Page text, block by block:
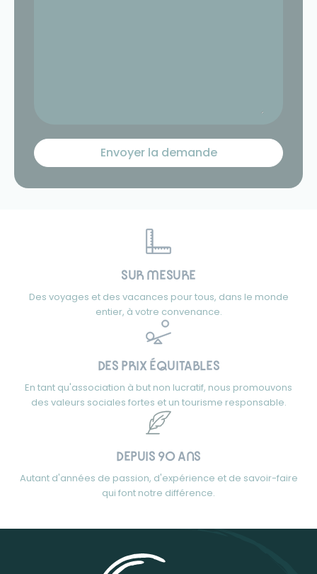
SUR MESURE
Des voyages et des vacances pour tous, dans le monde
entier, à votre convenance.
DES PRIX ÉQUITABLES
En tant qu'association à but non lucratif, nous promouvons
des valeurs sociales fortes et un tourisme responsable.
DEPUIS 90 ANS
Autant d'années de passion, d'expérience et de savoir-faire
qui font notre différence.